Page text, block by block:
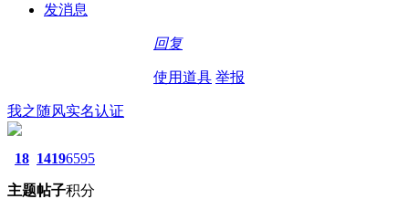
发消息
回复
使用道具 举报
我之随风实名认证
18
主题
1419
帖子
6595
积分